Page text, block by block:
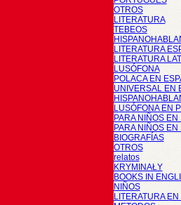
OTROS
LITERATURA
TEBEOS
LITERATURA
LITERATURA
LUSÓFONA
POLACA EN
UNIVERSAL EN
LUSÓFONA EN
PARA NIÑOS
PARA NIÑOS EN
BIOGRAFÍAS
OTROS
relatos
KRYMINAŁY
BOOKS IN
NIÑOS
LITERATURA